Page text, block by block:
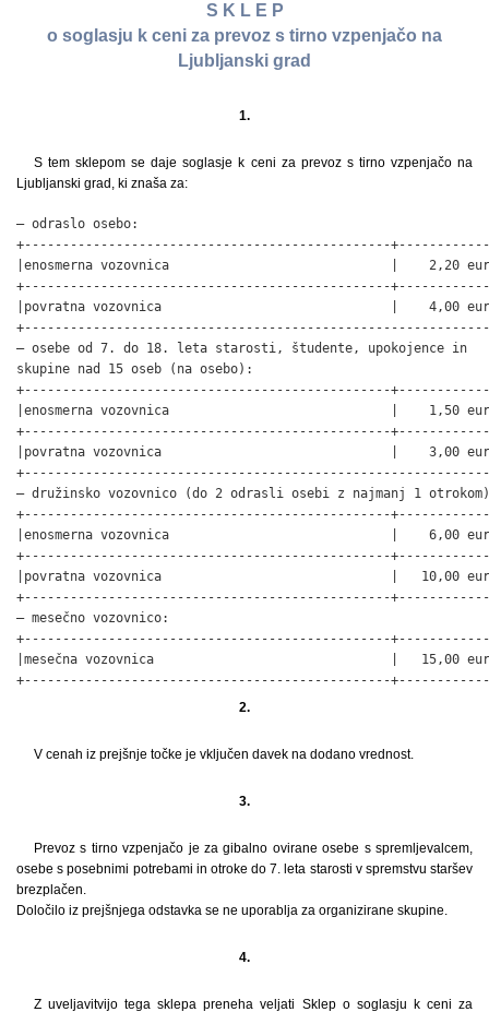
S K L E P
o soglasju k ceni za prevoz s tirno vzpenjačo na
Ljubljanski grad
1.
S tem sklepom se daje soglasje k ceni za prevoz s tirno vzpenjačo na
Ljubljanski grad, ki znaša za:
– odraslo osebo:
+------------------------------------------------
|enosmerna vozovnica                             |    2,20
+------------------------------------------------
|povratna vozovnica                              |    4,00
– osebe od 7. do 18. leta starosti, študente, upokojence in
skupine nad 15 oseb (na osebo):
+------------------------------------------------
|enosmerna vozovnica                             |    1,50
+------------------------------------------------
|povratna vozovnica                              |    3,00
– družinsko vozovnico (do 2 odrasli osebi z najmanj 1
+------------------------------------------------
|enosmerna vozovnica                             |    6,00
+------------------------------------------------
|povratna vozovnica                              |   10,00
+------------------------------------------------
– mesečno vozovnico:
+------------------------------------------------
|mesečna vozovnica                               |   15,00
+------------------------------------------------
2.
V cenah iz prejšnje točke je vključen davek na dodano vrednost.
3.
Prevoz s tirno vzpenjačo je za gibalno ovirane osebe s spremljevalcem,
osebe s posebnimi potrebami in otroke do 7. leta starosti v spremstvu staršev
brezplačen.
Določilo iz prejšnjega odstavka se ne uporablja za organizirane skupine.
4.
Z uveljavitvijo tega sklepa preneha veljati Sklep o soglasju k ceni za